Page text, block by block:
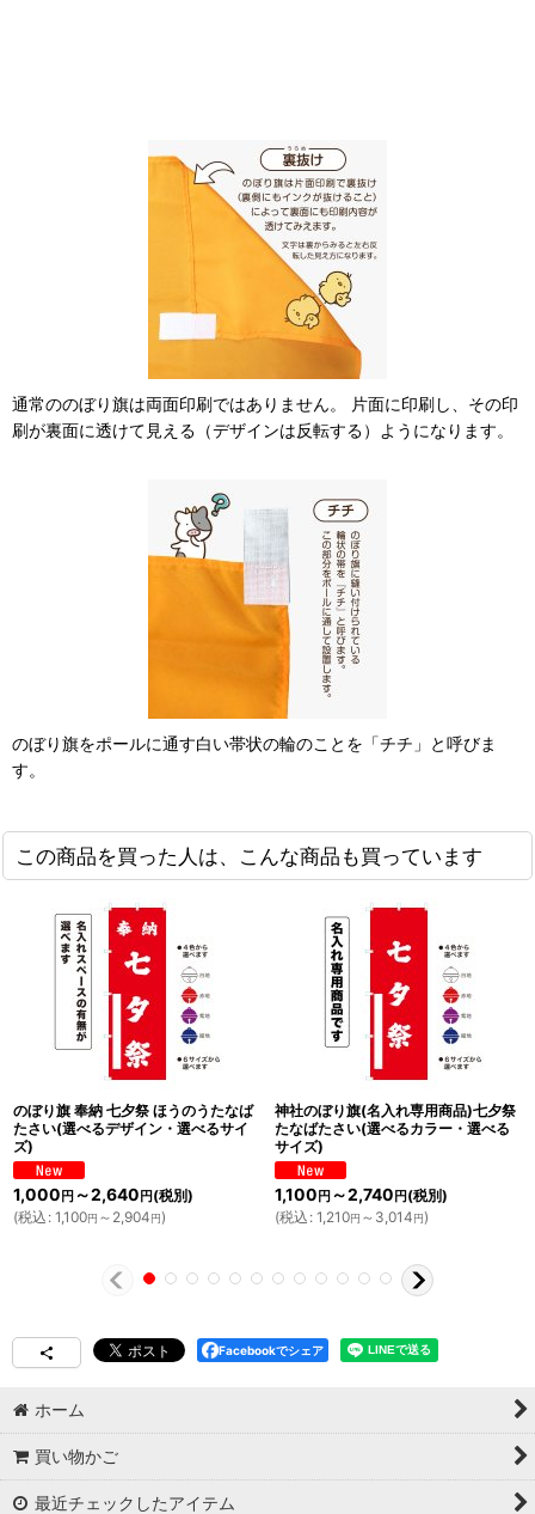
通常ののぼり旗は両面印刷ではありません。 片面に印刷し、その印
刷が裏面に透けて見える（デザインは反転する）ようになります。
のぼり旗をポールに通す白い帯状の輪のことを「チチ」と呼びま
す。
この商品を買った人は、こんな商品も買っています
のぼり旗 奉納 七夕祭 ほうのうたなば
たさい(選べるデザイン・選べるサイ
ズ)
1,000 円 ～2,640 円 (税別)
(税込 : 1,100円 ～2,904円)
神社のぼり旗(名入れ専用商品)七夕祭
たなばたさい(選べるカラー・選べる
サイズ)
1,100 円 ～2,740 円 (税別)
(税込 : 1,210円 ～3,014円)
Facebookでシェア
ホーム
買い物かご
最近チェックしたアイテム